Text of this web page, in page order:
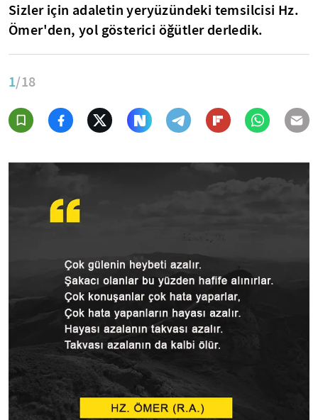
Sizler için adaletin yeryüzündeki temsilcisi Hz.
Ömer'den, yol gösterici öğütler derledik.
1/18